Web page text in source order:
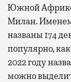
Южной
Милан. Именем
названы 174
популярно,
2022 году
можно